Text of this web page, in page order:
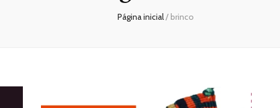
Página inicial/ brinco